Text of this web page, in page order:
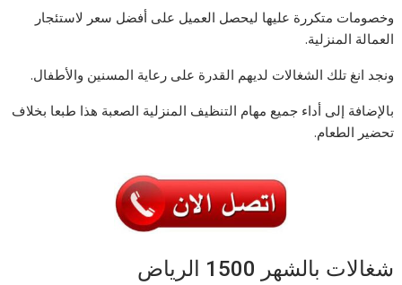
وخصومات متكررة عليها ليحصل العميل على أفضل سعر لاستئجار
العمالة المنزلية.
ونجد انغ تلك الشغالات لديهم القدرة على رعاية المسنين والأطفال.
بالإضافة إلى أداء جميع مهام التنظيف المنزلية الصعبة هذا طبعا بخلاف
تحضير الطعام.
شغالات بالشهر 1500 الرياض